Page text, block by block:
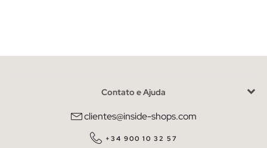
Contato e Ajuda
clientes@inside-shops.com
+34 900 10 32 57